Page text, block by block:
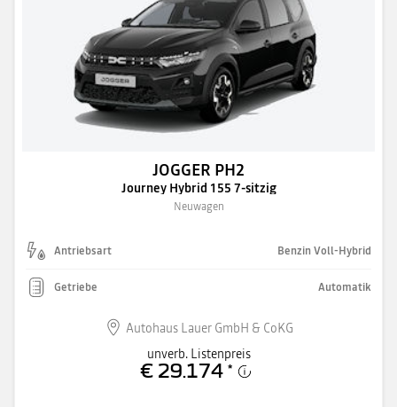
JOGGER PH2
Journey Hybrid 155 7-sitzig
Neuwagen
Antriebsart Benzin Voll-Hybrid
Getriebe Automatik
Autohaus Lauer GmbH & CoKG
unverb. Listenpreis
€ 29.174 *